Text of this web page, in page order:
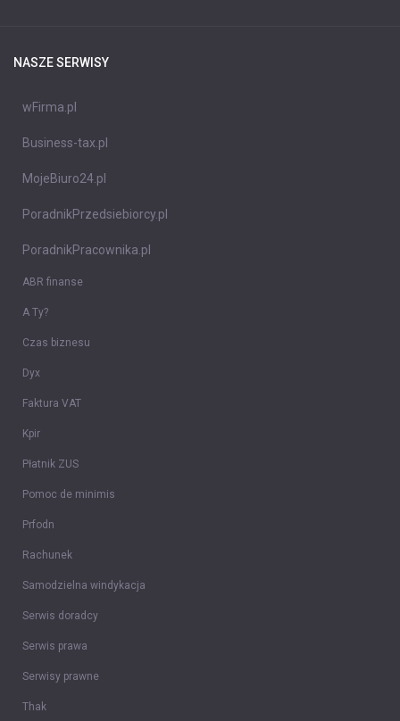
NASZE SERWISY
wFirma.pl
Business-tax.pl
MojeBiuro24.pl
PoradnikPrzedsiebiorcy.pl
PoradnikPracownika.pl
ABR finanse
A Ty?
Czas biznesu
Dyx
Faktura VAT
Kpir
Płatnik ZUS
Pomoc de minimis
Prfodn
Rachunek
Samodzielna windykacja
Serwis doradcy
Serwis prawa
Serwisy prawne
Thak